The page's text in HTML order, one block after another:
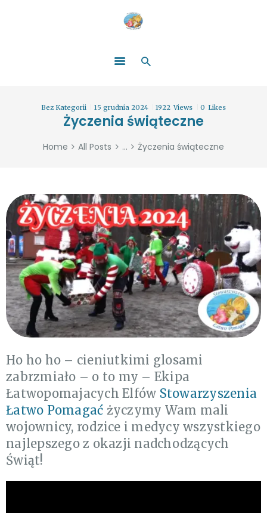
Bez Kategorii 15 grudnia 2024 1922 Views 0 Likes
Życzenia świąteczne
Home All Posts ... Życzenia świąteczne
ZOSTAŃ DARCZYŃCĄ!
WYDARZENIA
PARTNERZY
Ho ho ho – cieniutkimi glosami
zabrzmiało – o to my – Ekipa
Łatwopomajacych Elfów Stowarzyszenia
Łatwo Pomagać życzymy Wam mali
wojownicy, rodzice i medycy wszystkiego
najlepszego z okazji nadchodzących
Świąt!